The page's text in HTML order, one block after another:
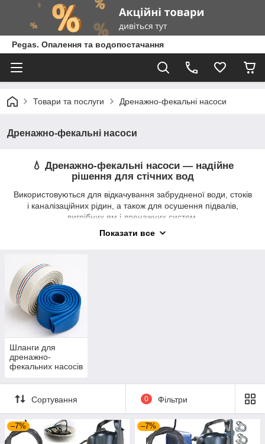
Pegas. Опалення та водопостачання
Товари та послуги Дренажно-фекальні насоси
Дренажно-фекальні насоси
💧 Дренажно‑фекальні насоси — надійне
рішення для стічних вод
Використовуються для відкачування забрудненої води, стоків
і каналізаційних рідин, а також для осушення підвалів,
вигрібних ям і дренажних систем.
подрібнювачемподрібнюють тверді включення,
Показати все
Шланги для
дренажно-
фекальних насосів
Сортування 0 Фільтри
–7% –7%